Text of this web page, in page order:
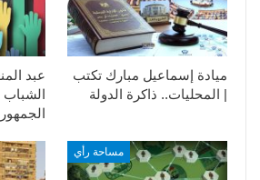
عبد
الشباب
ميادة إسماعيل مبارك تكتب
| المحليات.. ذاكرة الدولة
مساحة رأي